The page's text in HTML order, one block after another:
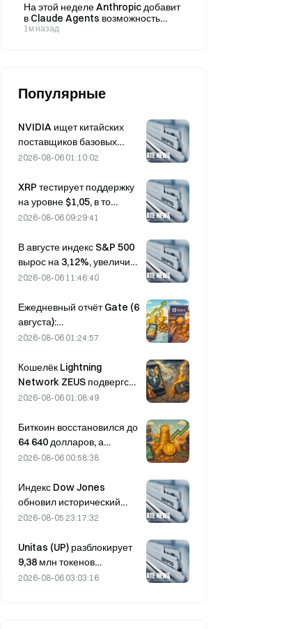
последний квартал.
На этой неделе Anthropic добавит
в Claude Agents возможность
контролировать бюджет и
1м назад
Популярные
NVIDIA ищет китайских
поставщиков базовых
станций с поддержкой ИИ
6G.
2026-08-06 01:10:02
XRP тестирует поддержку
на уровне $1,05, в то
время как Ethereum
$1 908 при низких
объёмах торгов.
2026-08-06 09:29:41
В августе индекс S&P 500
вырос на 3,12%, увеличив
рыночную капитализацию
на 2,1 трлн долларов,
тогда как биткоин
подорожал лишь на 2%.
2026-08-06 11:46:40
Ежедневный отчёт Gate (6
августа):
привилегированные акции
резко выросли; Block
повысила прогноз
финансовых результатов
2026-08-06 01:24:57
Кошелёк Lightning
Network ZEUS подвергся
атаке и временно
заявлено, что средства
пользователей не
утрачены.
2026-08-06 01:08:49
Биткоин восстановился до
64 640 долларов, а
уязвимость Coldcard
за три месяца числу
активных кошельков.
2026-08-06 00:58:38
Индекс Dow Jones
обновил исторический
максимум, продлив
ночных торгах; рост
обеспечили инвестиции в
ИИ
2026-08-05 23:17:32
Unitas (UP) разблокирует
9,38 млн токенов
стоимостью 3,18 млн
2026-08-06 03:03:16